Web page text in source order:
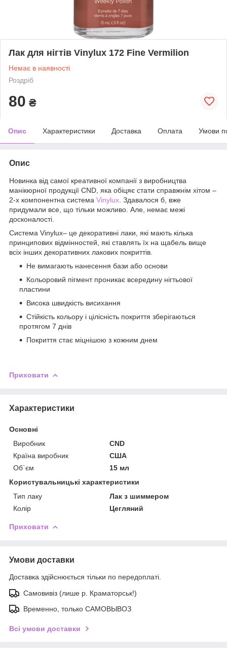
Лак для нігтів Vinylux 172 Fine Vermilion
Немає в наявності
Роздріб
80 ₴
Опис Характеристики Доставка Оплата Умови
Опис
Новинка від самої креативної компанії з виробництва
манікюрної продукції CND, яка обіцяє стати справжнім хітом –
2-х компонентна система Vinylux . Здавалося б, вже
придумали все, що тільки можливо. Але, немає межі
досконалості.
Система Vinylux– це декоративні лаки, які мають кілька
принципових відмінностей, які ставлять їх на щабель вище
всіх інших декоративних лакових покриттів.
Не вимагають нанесення бази або основи
Кольоровий пігмент проникає всередину нігтьової
пластини
Висока швидкість висихання
Стійкість кольору і цілісність покриття зберігаються
протягом 7 днів
Покриття стає міцнішою з кожним днем
Приховати
Характеристики
Основні
Виробник
CND
Країна виробник
США
Об`єм
15 мл
Користувальницькі характеристики
Тип лаку
Лак з шиммером
Колір
Цегляний
Приховати
Умови доставки
Доставка здійснюється тільки по передоплаті.
Самовивіз (лише р. Краматорськ!)
Временно, только САМОВЫВОЗ
Всі умови доставки